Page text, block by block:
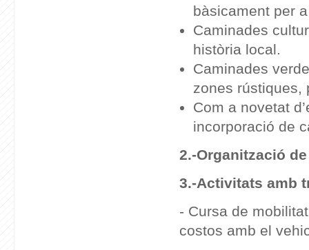
bàsicament per
Caminades
història local.
Caminades
zones rústiques,
Com a novetat
incorporació de
2.-Organització
3.-Activitats amb
- Cursa de
costos amb el